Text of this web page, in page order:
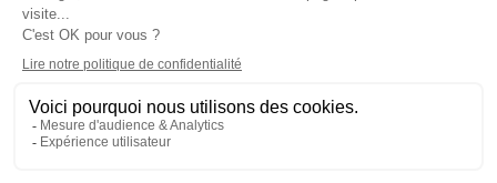
Mentions légales
CGU